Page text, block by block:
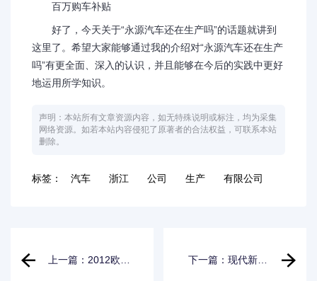
百万购车补贴
好了，今天关于“永源汽车还在生产吗”的话题就讲到
这里了。希望大家能够通过我的介绍对“永源汽车还在生产
吗”有更全面、深入的认识，并且能够在今后的实践中更好
地运用所学知识。
声明：本站所有文章资源内容，如无特殊说明或标注，均为采集
网络资源。如若本站内容侵犯了原著者的合法权益，可联系本站
删除。
标签： 汽车 浙江 公司 生产 有限公司
上一篇：2012欧洲
下一篇：现代新瑞